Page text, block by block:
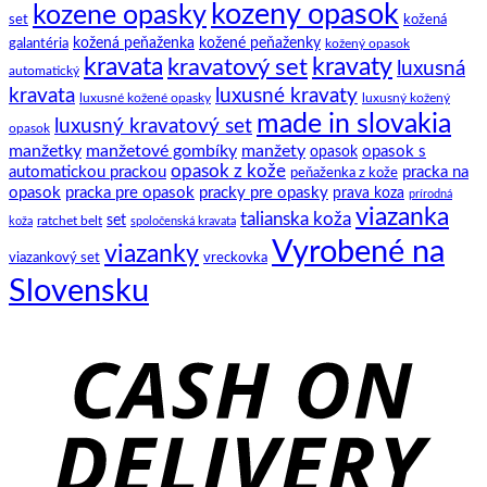
spoločenský
motýlik
set kozene opasky kozeny opasok kožená
galantéria kožená peňaženka kožené peňaženky kožený opasok
automatický kravata kravatový set kravaty luxusná
kravata luxusné kožené opasky luxusné kravaty luxusný kožený
opasok luxusný kravatový set made in slovakia
manžetky manžetové gombíky manžety opasok opasok s
automatickou prackou opasok z kože peňaženka z kože pracka na
opasok pracka pre opasok pracky pre opasky prava koza prírodná
koža ratchet belt set spoločenská kravata talianska koža viazanka
viazankový set viazanky vreckovka Vyrobené na
Slovensku